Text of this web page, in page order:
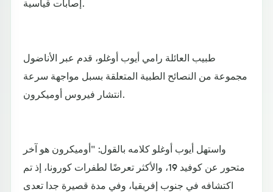
طبيب العائلة رامي أيوب أوغلو، قدم عبر الأناضول
مجموعة من النصائح الطبية المتعلقة بسبل مواجهة سرعة
انتشار فيروس أوميكرون.
واستهل أيوب أوغلو كلامه بالقول: "أوميكرون هو آخر
متحور عن كوفيد 19، والأكثر تعرضًا لطفرات كورونا، إذ تم
اكتشافه في جنوب إفريقيا، وفي مدة قصيرة جدا تعدى